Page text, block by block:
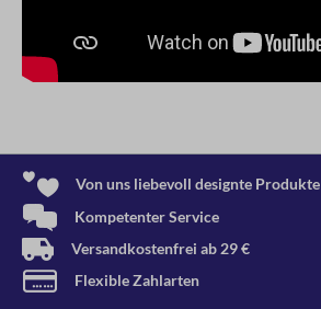
Von uns liebevoll designte Produkte
Kompetenter Service
Versandkostenfrei ab 29 €
Flexible Zahlarten